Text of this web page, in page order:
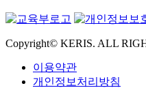
Copyright© KERIS. ALL
이용약관
개인정보처리방침